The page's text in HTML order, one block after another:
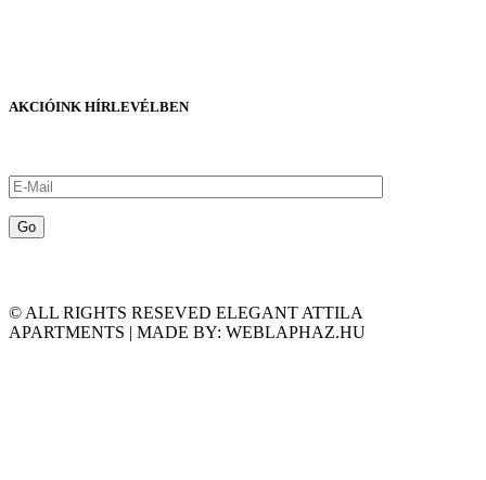
AKCIÓINK HÍRLEVÉLBEN
© ALL RIGHTS RESEVED ELEGANT ATTILA
APARTMENTS | MADE BY: WEBLAPHAZ.HU